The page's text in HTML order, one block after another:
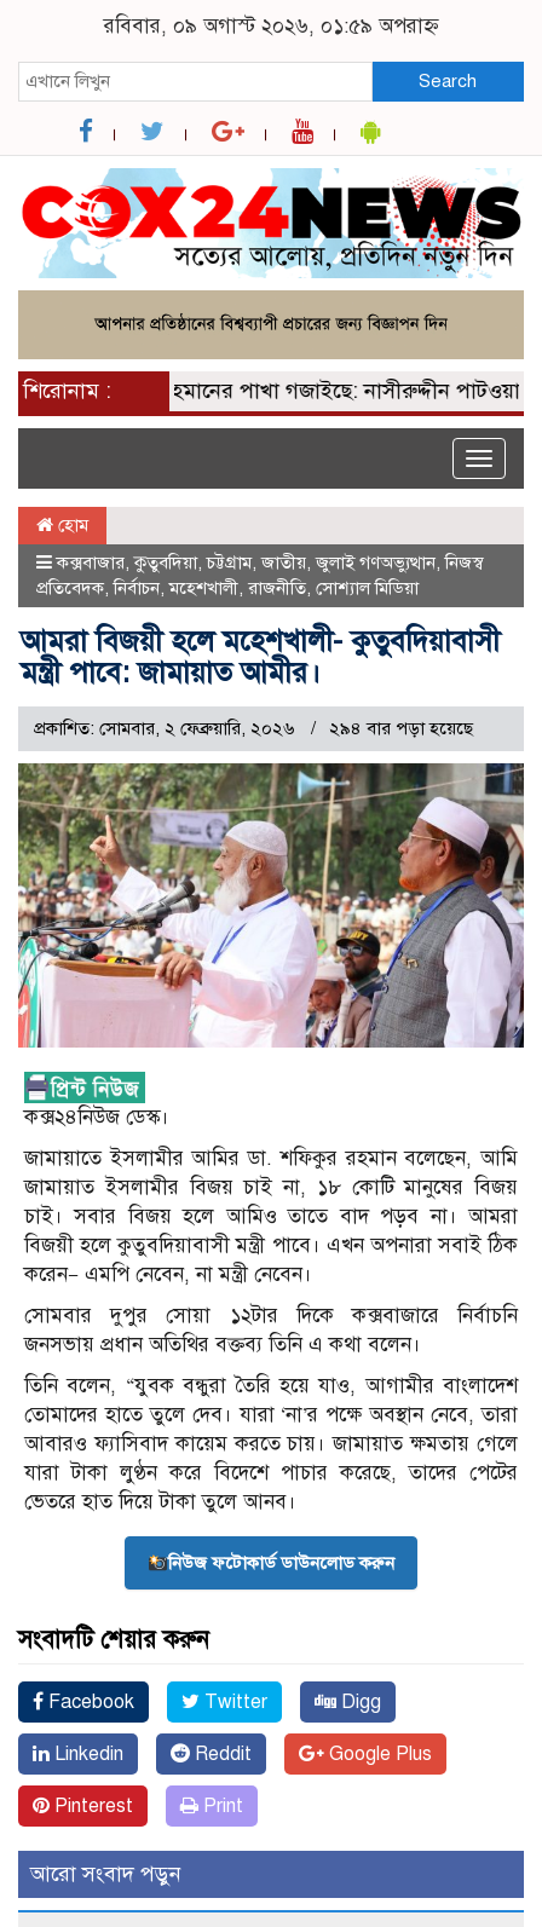
রবিবার, ০৯ অগাস্ট ২০২৬, ০১:৫৯ অপরাহ্ন
Search
শিরোনাম :
তারেক রহমানের পাখা গজাইছে: নাসীরুদ্দীন পাটওয়ারী
Toggle
হোম
কক্সবাজার,কুতুবদিয়া,চট্টগ্রাম,জাতীয়,জুলাই গণঅভ্যুত্থান,নিজস্ব
প্রতিবেদক,নির্বাচন,মহেশখালী, রাজনীতি, সোশ্যাল মিডিয়া
আমরা বিজয়ী হলে মহেশখালী- কুতুবদিয়াবাসী
মন্ত্রী পাবে: জামায়াত আমীর।
প্রকাশিত: সোমবার, ২ ফেব্রুয়ারি, ২০২৬ ২৯৪ বার পড়া হয়েছে
কক্স২৪নিউজ ডেস্ক।
জামায়াতে ইসলামীর আমির ডা. শফিকুর রহমান বলেছেন, আমি
জামায়াত ইসলামীর বিজয় চাই না, ১৮ কোটি মানুষের বিজয়
চাই। সবার বিজয় হলে আমিও তাতে বাদ পড়ব না। আমরা
বিজয়ী হলে কুতুবদিয়াবাসী মন্ত্রী পাবে। এখন অপনারা সবাই ঠিক
করেন— এমপি নেবেন, না মন্ত্রী নেবেন।
সোমবার দুপুর সোয়া ১২টার দিকে কক্সবাজারে নির্বাচনি
জনসভায় প্রধান অতিথির বক্তব্য তিনি এ কথা বলেন।
তিনি বলেন, “যুবক বন্ধুরা তৈরি হয়ে যাও, আগামীর বাংলাদেশ
তোমাদের হাতে তুলে দেব। যারা ‘না’র পক্ষে অবস্থান নেবে, তারা
আবারও ফ্যাসিবাদ কায়েম করতে চায়। জামায়াত ক্ষমতায় গেলে
যারা টাকা লুণ্ঠন করে বিদেশে পাচার করেছে, তাদের পেটের
ভেতরে হাত দিয়ে টাকা তুলে আনব।
নিউজ ফটোকার্ড ডাউনলোড করুন
সংবাদটি শেয়ার করুন
Facebook Twitter Digg
Linkedin Reddit Google Plus
Pinterest Print
আরো সংবাদ পড়ুন